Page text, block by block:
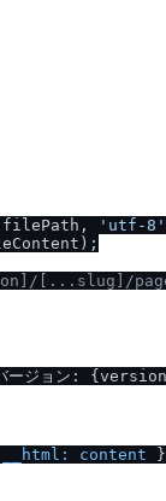
'utf-8'
/ [...slug] /
ージョン:
__html: content